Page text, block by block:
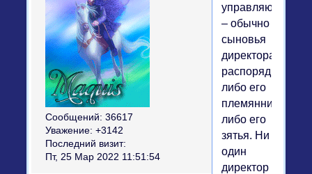
Сообщений: 36617
Уважение: +3142
Последний визит:
Пт, 25 Мар 2022 11:51:54
управляющие
– обычно
сыновья
директора-
распорядителя,
либо его
племянники,
либо его
зятья. Ни
один
директор